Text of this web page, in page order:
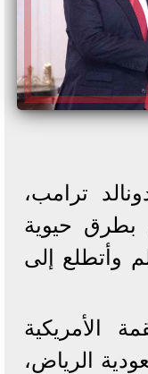
ترامب،
بطرق حيوية
وأتطلع إلى
الأمريكية
الرياض،